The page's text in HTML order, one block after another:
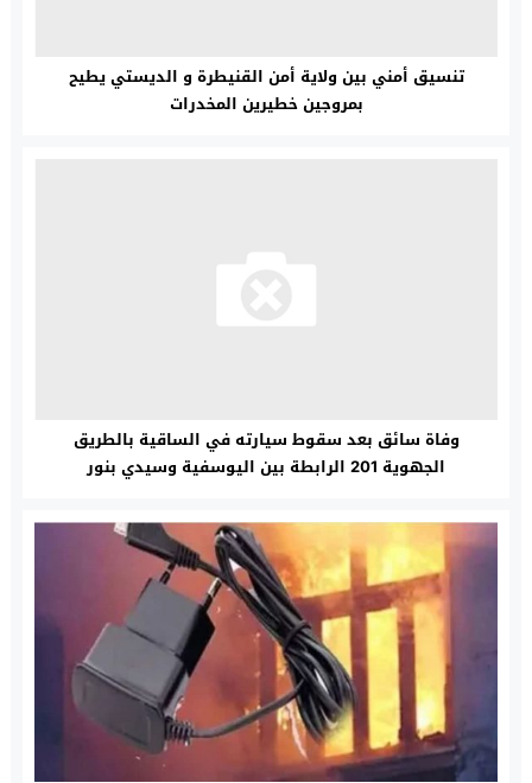
تنسيق أمني بين ولاية أمن القنيطرة و الديستي يطيح
بمروجين خطيرين المخدرات
وفاة سائق بعد سقوط سيارته في الساقية بالطريق
الجهوية 201 الرابطة بين اليوسفية وسيدي بنور